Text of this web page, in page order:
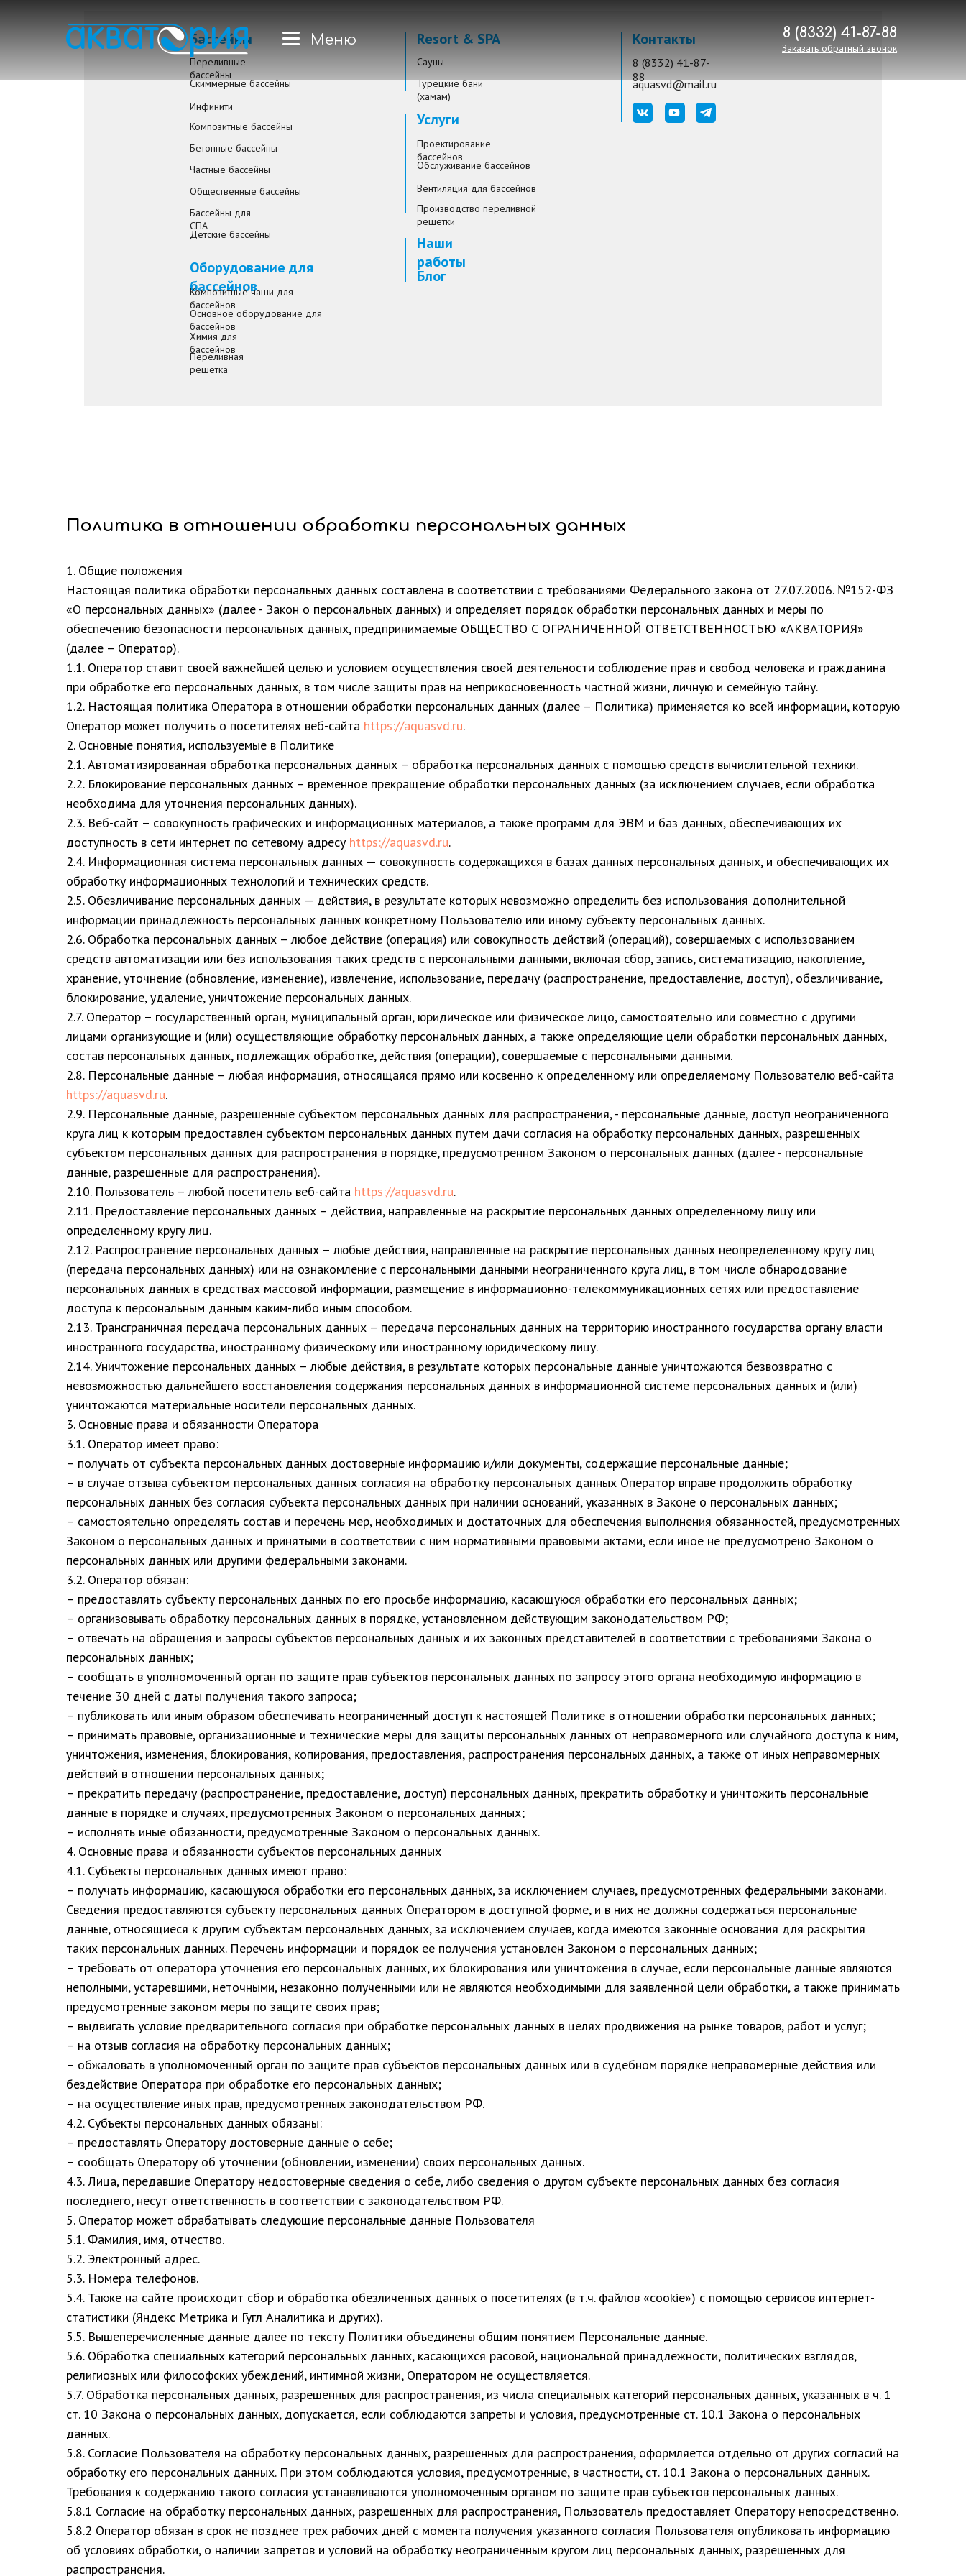
8 (8332) 41-87-88
Заказать обратный звонок
Меню
Бассейны
Переливные
бассейны
Скиммерные бассейны
Инфинити
Композитные бассейны
Бетонные бассейны
Частные бассейны
Общественные бассейны
Бассейны для
СПА
Детские бассейны
Оборудование для
бассейнов
Композитные чаши для
бассейнов
Основное оборудование для
бассейнов
Химия для
бассейнов
Переливная
решетка
Resort & SPA
Сауны
Турецкие бани
(хамам)
Услуги
Проектирование
бассейнов
Обслуживание бассейнов
Вентиляция для бассейнов
Производство переливной
решетки
Наши
работы
Блог
Контакты
8 (8332) 41-87-
88
aquasvd@mail.ru
Политика в отношении обработки персональных данных
1. Общие положения
Настоящая политика обработки персональных данных составлена в соответствии с требованиями Федерального закона от 27.07.2006. №152-ФЗ
«О персональных данных» (далее - Закон о персональных данных) и определяет порядок обработки персональных данных и меры по
обеспечению безопасности персональных данных, предпринимаемые ОБЩЕСТВО С ОГРАНИЧЕННОЙ ОТВЕТСТВЕННОСТЬЮ «АКВАТОРИЯ»
(далее – Оператор).
1.1. Оператор ставит своей важнейшей целью и условием осуществления своей деятельности соблюдение прав и свобод человека и гражданина
при обработке его персональных данных, в том числе защиты прав на неприкосновенность частной жизни, личную и семейную тайну.
1.2. Настоящая политика Оператора в отношении обработки персональных данных (далее – Политика) применяется ко всей информации, которую
Оператор может получить о посетителях веб-сайта https://aquasvd.ru.
2. Основные понятия, используемые в Политике
2.1. Автоматизированная обработка персональных данных – обработка персональных данных с помощью средств вычислительной техники.
2.2. Блокирование персональных данных – временное прекращение обработки персональных данных (за исключением случаев, если обработка
необходима для уточнения персональных данных).
2.3. Веб-сайт – совокупность графических и информационных материалов, а также программ для ЭВМ и баз данных, обеспечивающих их
доступность в сети интернет по сетевому адресу https://aquasvd.ru.
2.4. Информационная система персональных данных — совокупность содержащихся в базах данных персональных данных, и обеспечивающих их
обработку информационных технологий и технических средств.
2.5. Обезличивание персональных данных — действия, в результате которых невозможно определить без использования дополнительной
информации принадлежность персональных данных конкретному Пользователю или иному субъекту персональных данных.
2.6. Обработка персональных данных – любое действие (операция) или совокупность действий (операций), совершаемых с использованием
средств автоматизации или без использования таких средств с персональными данными, включая сбор, запись, систематизацию, накопление,
хранение, уточнение (обновление, изменение), извлечение, использование, передачу (распространение, предоставление, доступ), обезличивание,
блокирование, удаление, уничтожение персональных данных.
2.7. Оператор – государственный орган, муниципальный орган, юридическое или физическое лицо, самостоятельно или совместно с другими
лицами организующие и (или) осуществляющие обработку персональных данных, а также определяющие цели обработки персональных данных,
состав персональных данных, подлежащих обработке, действия (операции), совершаемые с персональными данными.
2.8. Персональные данные – любая информация, относящаяся прямо или косвенно к определенному или определяемому Пользователю веб-сайта
https://aquasvd.ru.
2.9. Персональные данные, разрешенные субъектом персональных данных для распространения, - персональные данные, доступ неограниченного
круга лиц к которым предоставлен субъектом персональных данных путем дачи согласия на обработку персональных данных, разрешенных
субъектом персональных данных для распространения в порядке, предусмотренном Законом о персональных данных (далее - персональные
данные, разрешенные для распространения).
2.10. Пользователь – любой посетитель веб-сайта https://aquasvd.ru.
2.11. Предоставление персональных данных – действия, направленные на раскрытие персональных данных определенному лицу или
определенному кругу лиц.
2.12. Распространение персональных данных – любые действия, направленные на раскрытие персональных данных неопределенному кругу лиц
(передача персональных данных) или на ознакомление с персональными данными неограниченного круга лиц, в том числе обнародование
персональных данных в средствах массовой информации, размещение в информационно-телекоммуникационных сетях или предоставление
доступа к персональным данным каким-либо иным способом.
2.13. Трансграничная передача персональных данных – передача персональных данных на территорию иностранного государства органу власти
иностранного государства, иностранному физическому или иностранному юридическому лицу.
2.14. Уничтожение персональных данных – любые действия, в результате которых персональные данные уничтожаются безвозвратно с
невозможностью дальнейшего восстановления содержания персональных данных в информационной системе персональных данных и (или)
уничтожаются материальные носители персональных данных.
3. Основные права и обязанности Оператора
3.1. Оператор имеет право:
– получать от субъекта персональных данных достоверные информацию и/или документы, содержащие персональные данные;
– в случае отзыва субъектом персональных данных согласия на обработку персональных данных Оператор вправе продолжить обработку
персональных данных без согласия субъекта персональных данных при наличии оснований, указанных в Законе о персональных данных;
– самостоятельно определять состав и перечень мер, необходимых и достаточных для обеспечения выполнения обязанностей, предусмотренных
Законом о персональных данных и принятыми в соответствии с ним нормативными правовыми актами, если иное не предусмотрено Законом о
персональных данных или другими федеральными законами.
3.2. Оператор обязан:
– предоставлять субъекту персональных данных по его просьбе информацию, касающуюся обработки его персональных данных;
– организовывать обработку персональных данных в порядке, установленном действующим законодательством РФ;
– отвечать на обращения и запросы субъектов персональных данных и их законных представителей в соответствии с требованиями Закона о
персональных данных;
– сообщать в уполномоченный орган по защите прав субъектов персональных данных по запросу этого органа необходимую информацию в
течение 30 дней с даты получения такого запроса;
– публиковать или иным образом обеспечивать неограниченный доступ к настоящей Политике в отношении обработки персональных данных;
– принимать правовые, организационные и технические меры для защиты персональных данных от неправомерного или случайного доступа к ним,
уничтожения, изменения, блокирования, копирования, предоставления, распространения персональных данных, а также от иных неправомерных
действий в отношении персональных данных;
– прекратить передачу (распространение, предоставление, доступ) персональных данных, прекратить обработку и уничтожить персональные
данные в порядке и случаях, предусмотренных Законом о персональных данных;
– исполнять иные обязанности, предусмотренные Законом о персональных данных.
4. Основные права и обязанности субъектов персональных данных
4.1. Субъекты персональных данных имеют право:
– получать информацию, касающуюся обработки его персональных данных, за исключением случаев, предусмотренных федеральными законами.
Сведения предоставляются субъекту персональных данных Оператором в доступной форме, и в них не должны содержаться персональные
данные, относящиеся к другим субъектам персональных данных, за исключением случаев, когда имеются законные основания для раскрытия
таких персональных данных. Перечень информации и порядок ее получения установлен Законом о персональных данных;
– требовать от оператора уточнения его персональных данных, их блокирования или уничтожения в случае, если персональные данные являются
неполными, устаревшими, неточными, незаконно полученными или не являются необходимыми для заявленной цели обработки, а также принимать
предусмотренные законом меры по защите своих прав;
– выдвигать условие предварительного согласия при обработке персональных данных в целях продвижения на рынке товаров, работ и услуг;
– на отзыв согласия на обработку персональных данных;
– обжаловать в уполномоченный орган по защите прав субъектов персональных данных или в судебном порядке неправомерные действия или
бездействие Оператора при обработке его персональных данных;
– на осуществление иных прав, предусмотренных законодательством РФ.
4.2. Субъекты персональных данных обязаны:
– предоставлять Оператору достоверные данные о себе;
– сообщать Оператору об уточнении (обновлении, изменении) своих персональных данных.
4.3. Лица, передавшие Оператору недостоверные сведения о себе, либо сведения о другом субъекте персональных данных без согласия
последнего, несут ответственность в соответствии с законодательством РФ.
5. Оператор может обрабатывать следующие персональные данные Пользователя
5.1. Фамилия, имя, отчество.
5.2. Электронный адрес.
5.3. Номера телефонов.
5.4. Также на сайте происходит сбор и обработка обезличенных данных о посетителях (в т.ч. файлов «cookie») с помощью сервисов интернет-
статистики (Яндекс Метрика и Гугл Аналитика и других).
5.5. Вышеперечисленные данные далее по тексту Политики объединены общим понятием Персональные данные.
5.6. Обработка специальных категорий персональных данных, касающихся расовой, национальной принадлежности, политических взглядов,
религиозных или философских убеждений, интимной жизни, Оператором не осуществляется.
5.7. Обработка персональных данных, разрешенных для распространения, из числа специальных категорий персональных данных, указанных в ч. 1
ст. 10 Закона о персональных данных, допускается, если соблюдаются запреты и условия, предусмотренные ст. 10.1 Закона о персональных
данных.
5.8. Согласие Пользователя на обработку персональных данных, разрешенных для распространения, оформляется отдельно от других согласий на
обработку его персональных данных. При этом соблюдаются условия, предусмотренные, в частности, ст. 10.1 Закона о персональных данных.
Требования к содержанию такого согласия устанавливаются уполномоченным органом по защите прав субъектов персональных данных.
5.8.1 Согласие на обработку персональных данных, разрешенных для распространения, Пользователь предоставляет Оператору непосредственно.
5.8.2 Оператор обязан в срок не позднее трех рабочих дней с момента получения указанного согласия Пользователя опубликовать информацию
об условиях обработки, о наличии запретов и условий на обработку неограниченным кругом лиц персональных данных, разрешенных для
распространения.